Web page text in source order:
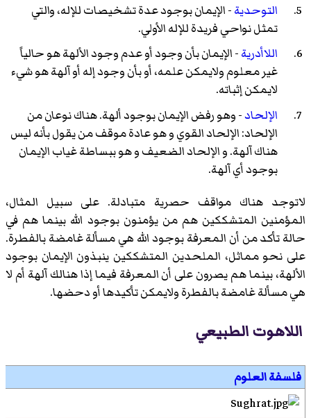
التوحدية- الإيمان بوجود عدة تشخيصات للإله، والتي
تمثل نواحي فريدة للإله الأولي.
اللاأدرية- الإيمان بأن وجود أو عدم وجود الألهة هو حالياً
غير معلوم ولايمكن علمه، أو بأن وجود إله أو آلهة هو شيء
لايمكن إثباته.
الإلحاد- وهو رفض الإيمان بوجود ألهة. هناك نوعان من
الإلحاد: الإلحاد القوي و هو عادة موقف من يقول بأنه ليس
هناك آلهة. و الإلحاد الضعيف و هو ببساطة غياب الإيمان
بوجود أي آلهة.
لاتوجد هناك مواقف حصرية متبادلة. على سبيل المثال،
المؤمنين المتشككين هم من يؤمنون بوجود الله بينما هم في
حالة تأكد من أن المعرفة بوجود الله هي مسألة غامضة بالفطرة.
على نحو مماثل، الملحدين المتشككين ينبذون الإيمان بوجود
الألهة، بينما هم يصرون على أن المعرفة فيما إذا هنالك آلهة أم لا
هي مسألة غامضة بالفطرة ولايمكن تأكيدها أو دحضها.
اللاهوت الطبيعي
فلسفة العلوم